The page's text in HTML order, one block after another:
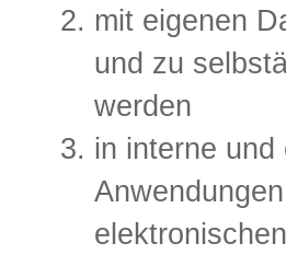
mit eigenen
und zu
werden
in interne